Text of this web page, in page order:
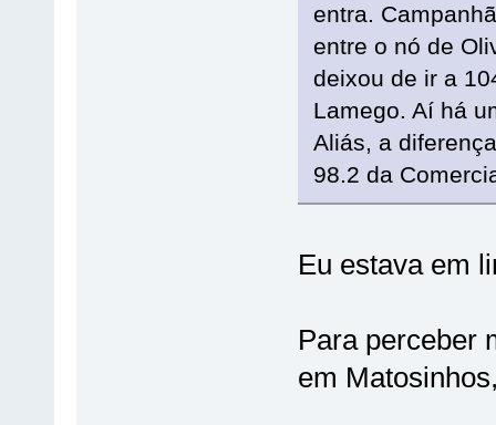
entra.
entre o nó de
deixou de ir a
Lamego. Aí há
Aliás, a
98.2 da
Eu estava em
Para perceber
em